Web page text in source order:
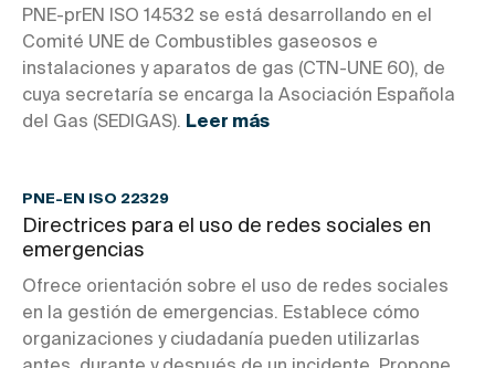
PNE-prEN ISO 14532 se está desarrollando en el
Comité UNE de Combustibles gaseosos e
instalaciones y aparatos de gas (CTN-UNE 60), de
cuya secretaría se encarga la Asociación Española
del Gas (SEDIGAS). Leer más
PNE-EN ISO 22329
Directrices para el uso de redes sociales en
emergencias
Ofrece orientación sobre el uso de redes sociales
en la gestión de emergencias. Establece cómo
organizaciones y ciudadanía pueden utilizarlas